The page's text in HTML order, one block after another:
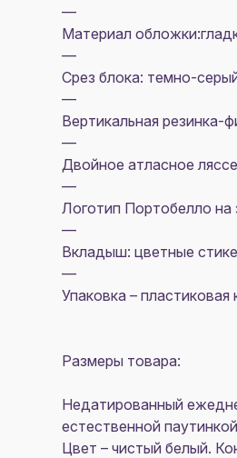
—
Материал
—
Срез блока: темно-
—
Вертикальная резинка-
—
Двойное атласное
—
Логотип Портобелло на
—
Вкладыш: цветные
—
Упаковка –
Размеры товара:
Недатированный
естественной
Цвет – чистый белый.